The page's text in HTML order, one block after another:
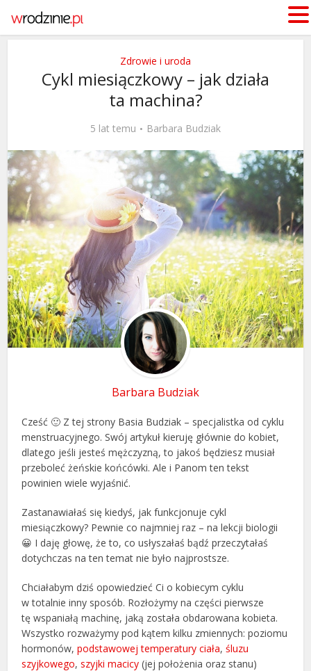
Zdrowie i uroda
Cykl miesiączkowy – jak działa
ta machina?
5 lat temu Barbara Budziak
Barbara Budziak
Cześć 🙂 Z tej strony Basia Budziak – specjalistka od cyklu
menstruacyjnego. Swój artykuł kieruję głównie do kobiet,
dlatego jeśli jesteś mężczyzną, to jakoś będziesz musiał
przeboleć żeńskie końcówki. Ale i Panom ten tekst
powinien wiele wyjaśnić.
Zastanawiałaś się kiedyś, jak funkcjonuje cykl
miesiączkowy? Pewnie co najmniej raz – na lekcji biologii
😀 I daję głowę, że to, co usłyszałaś bądź przeczytałaś
dotychczas na ten temat nie było najprostsze.
Chciałabym dziś opowiedzieć Ci o kobiecym cyklu
w totalnie inny sposób. Rozłożymy na części pierwsze
tę wspaniałą machinę, jaką została obdarowana kobieta.
Wszystko rozważymy pod kątem kilku zmiennych: poziomu
hormonów,podstawowej temperatury ciała,śluzu
szyjkowego,szyjki macicy (jej położenia oraz stanu)